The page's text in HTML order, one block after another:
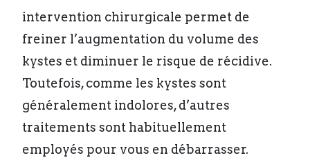
intervention chirurgicale permet de
freiner l’augmentation du volume des
kystes et diminuer le risque de récidive.
Toutefois, comme les kystes sont
généralement indolores, d’autres
traitements sont habituellement
employés pour vous en débarrasser.